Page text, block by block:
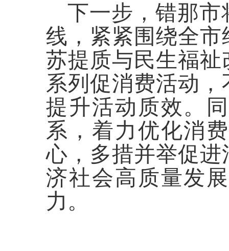
下一步，错那
线，紧紧围绕全
苏提质与民生福
系列促消费活动
提升活动质效。
系，着力优化消
心，多措并举促
济社会高质量发
力。